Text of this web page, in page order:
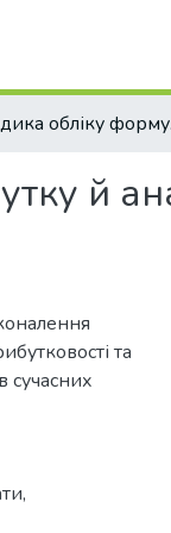
Методика
й
та
сучасних
,